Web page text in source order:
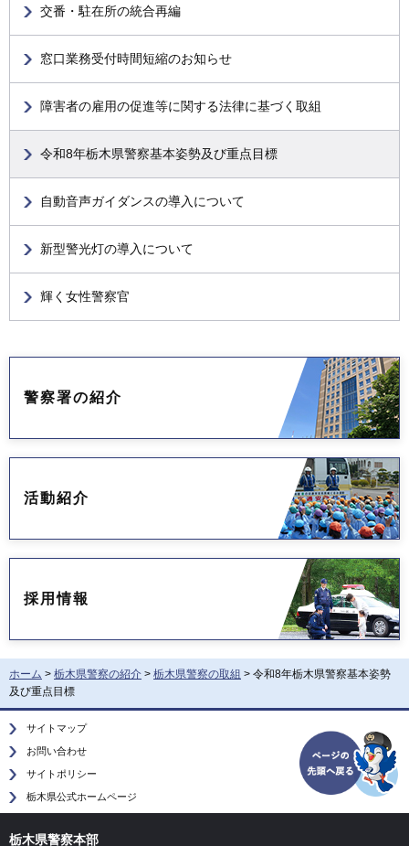
交番・駐在所の統合再編
窓口業務受付時間短縮のお知らせ
障害者の雇用の促進等に関する法律に基づく取組
令和8年栃木県警察基本姿勢及び重点目標
自動音声ガイダンスの導入について
新型警光灯の導入について
輝く女性警察官
警察署の紹介
活動紹介
採用情報
ホーム > 栃木県警察の紹介 > 栃木県警察の取組 > 令和8年栃木県警察基本姿勢
及び重点目標
サイトマップ
お問い合わせ
サイトポリシー
栃木県公式ホームページ
栃木県警察本部